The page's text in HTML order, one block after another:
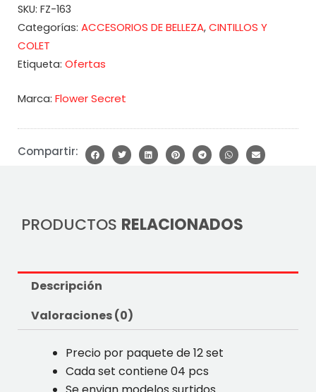
SKU: FZ-163
Categorías: ACCESORIOS DE BELLEZA, CINTILLOS Y
COLET
Etiqueta: Ofertas
Marca: Flower Secret
Compartir:
PRODUCTOS RELACIONADOS
Descripción
Valoraciones (0)
Precio por paquete de 12 set
Cada set contiene 04 pcs